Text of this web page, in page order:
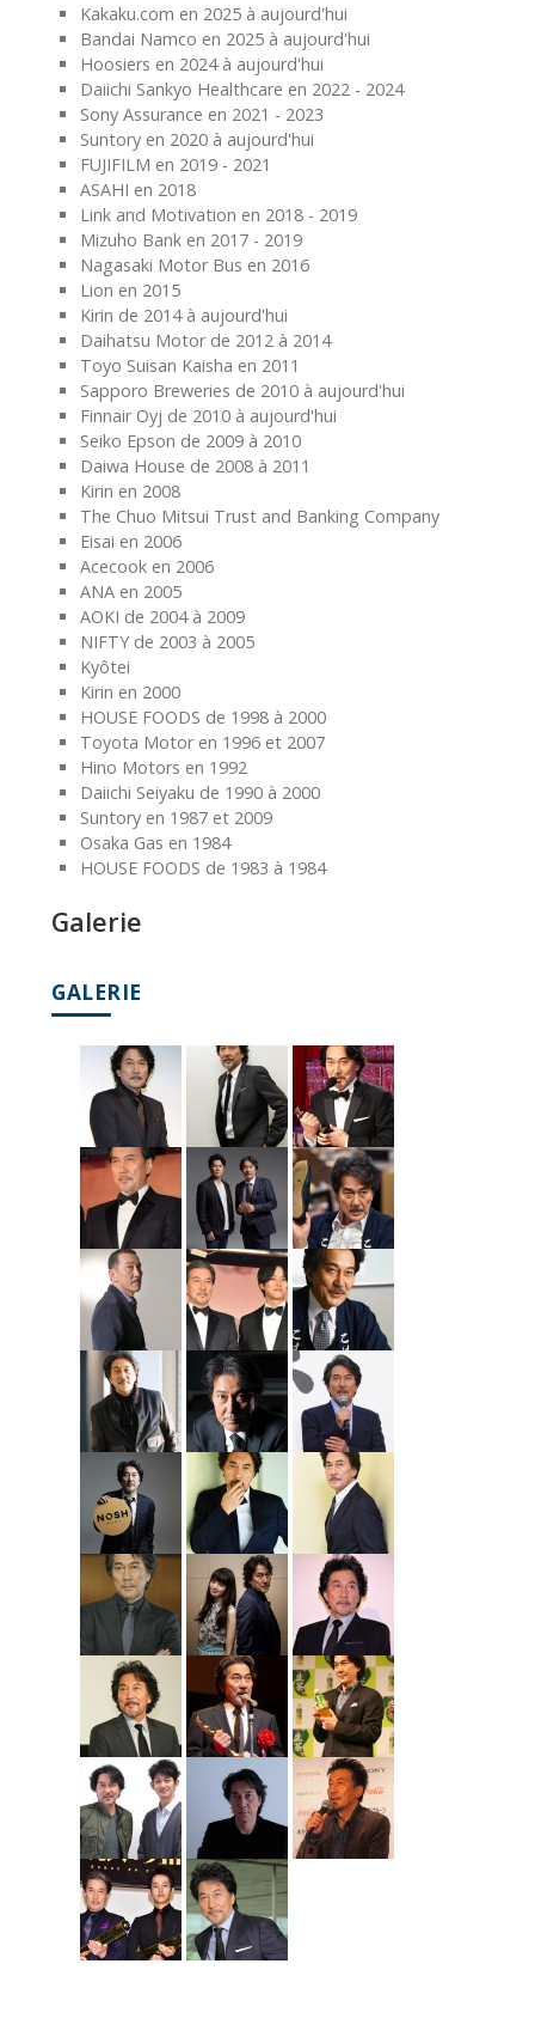
Kakaku.com en 2025 à aujourd'hui
Bandai Namco en 2025 à aujourd'hui
Hoosiers en 2024 à aujourd'hui
Daiichi Sankyo Healthcare en 2022 - 2024
Sony Assurance en 2021 - 2023
Suntory en 2020 à aujourd'hui
FUJIFILM en 2019 - 2021
ASAHI en 2018
Link and Motivation en 2018 - 2019
Mizuho Bank en 2017 - 2019
Nagasaki Motor Bus en 2016
Lion en 2015
Kirin de 2014 à aujourd'hui
Daihatsu Motor de 2012 à 2014
Toyo Suisan Kaisha en 2011
Sapporo Breweries de 2010 à aujourd'hui
Finnair Oyj de 2010 à aujourd'hui
Seiko Epson de 2009 à 2010
Daiwa House de 2008 à 2011
Kirin en 2008
The Chuo Mitsui Trust and Banking Company
Eisai en 2006
Acecook en 2006
ANA en 2005
AOKI de 2004 à 2009
NIFTY de 2003 à 2005
Kyôtei
Kirin en 2000
HOUSE FOODS de 1998 à 2000
Toyota Motor en 1996 et 2007
Hino Motors en 1992
Daiichi Seiyaku de 1990 à 2000
Suntory en 1987 et 2009
Osaka Gas en 1984
HOUSE FOODS de 1983 à 1984
Galerie
GALERIE